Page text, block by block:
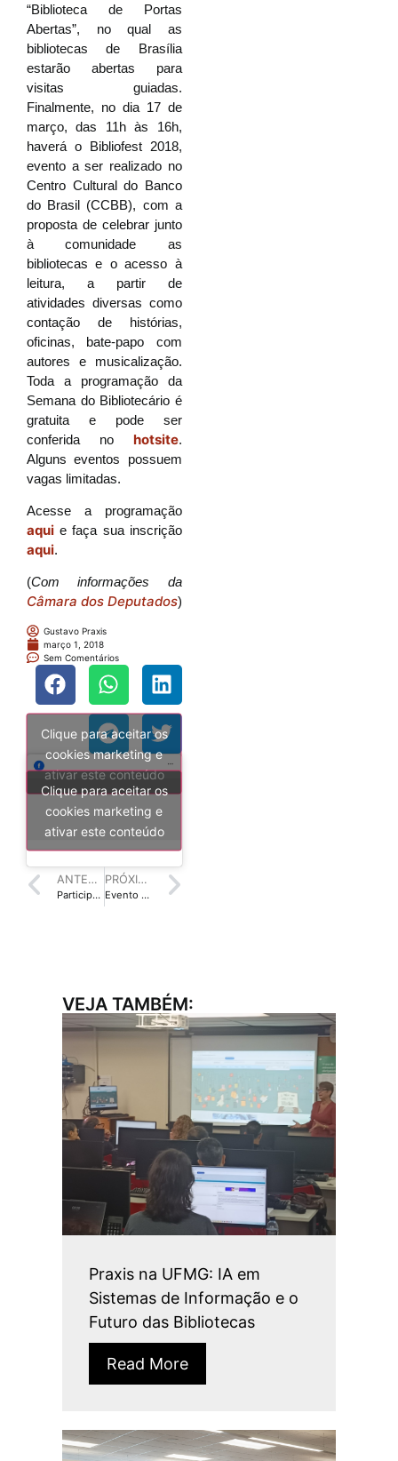
“Biblioteca de Portas
Abertas”, no qual as
bibliotecas de Brasília
estarão abertas para
visitas guiadas.
Finalmente, no dia 17 de
março, das 11h às 16h,
haverá o Bibliofest 2018,
evento a ser realizado no
Centro Cultural do Banco
do Brasil (CCBB), com a
proposta de celebrar junto
à comunidade as
bibliotecas e o acesso à
leitura, a partir de
atividades diversas como
contação de histórias,
oficinas, bate-papo com
autores e musicalização.
Toda a programação da
Semana do Bibliotecário é
gratuita e pode ser
conferida no hotsite.
Alguns eventos possuem
vagas limitadas.
Acesse a programação
aqui e faça sua inscrição
aqui.
(Com informações da
Câmara dos Deputados)
Gustavo Praxis
março 1, 2018
Sem Comentários
Clique para aceitar os
cookies marketing e
ativar este conteúdo
Clique para aceitar os
cookies marketing e
ativar este conteúdo
ANTERIOR
Participe do curso “A Arte de Contar Histórias”
PRÓXIMO
Evento na UFMG discutirá as relações sociais da informação
VEJA TAMBÉM:
Praxis na UFMG: IA em
Sistemas de Informação e o
Futuro das Bibliotecas
Read More